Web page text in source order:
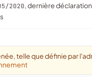
2020, dernière
telle que définie par